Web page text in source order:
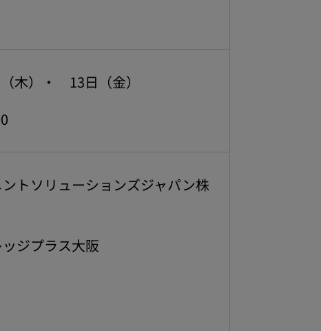
木）・ 13日（金）
トソリューションズジャパン株
ジプラス大阪